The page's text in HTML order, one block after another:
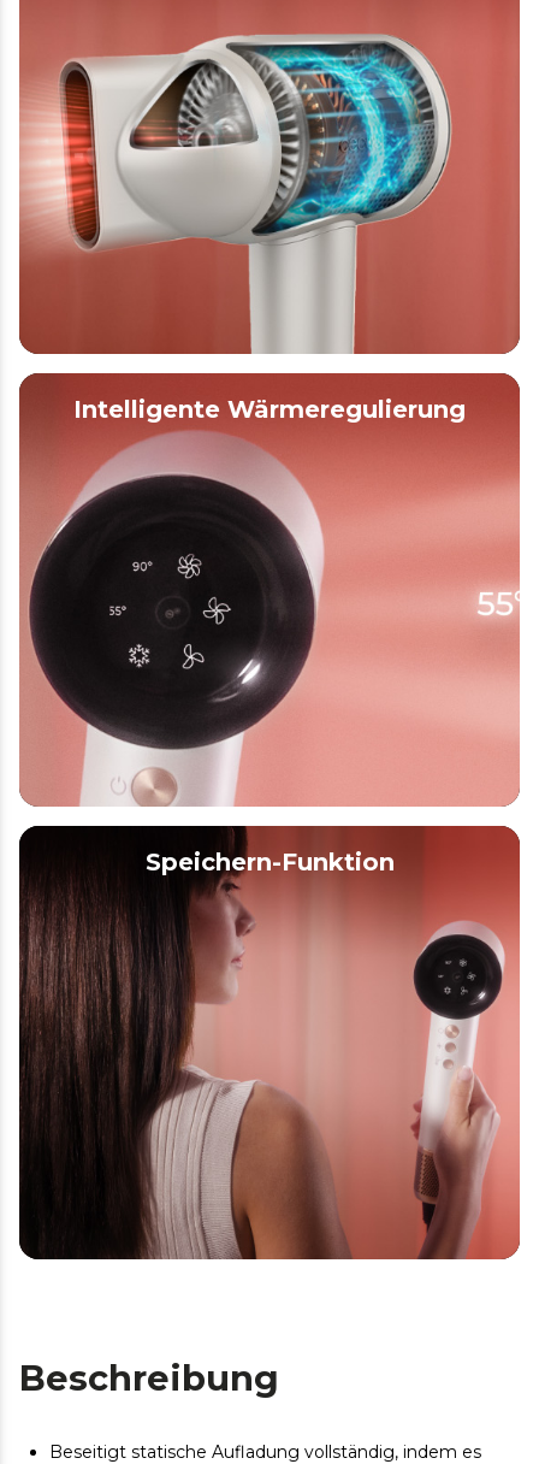
Intelligente Wärmeregulierung
Speichern-Funktion
Beschreibung
Beseitigt statische Aufladung vollständig, indem es